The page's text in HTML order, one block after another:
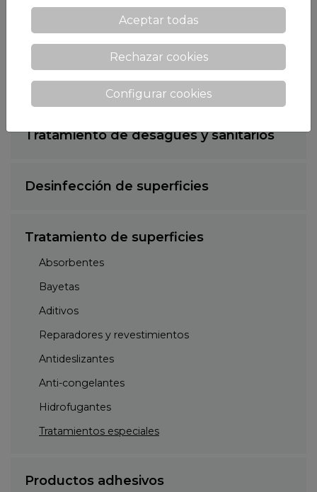
Agentes de Limpieza
Lubricación
Tratamiento de desagües y sanitarios
Desinfección de superficies
Tratamiento de superficies
Absorbentes
Bayetas
Aditivos
Reparadores y revestimientos
Antideslizantes
Anti-congelantes
Hidrofugantes
Tratamientos especiales
Productos adhesivos
Aceptar todas
Rechazar cookies
Configurar cookies